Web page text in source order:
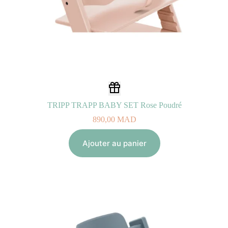
TRIPP TRAPP BABY SET Rose Poudré
890,00MAD
Ajouter au panier